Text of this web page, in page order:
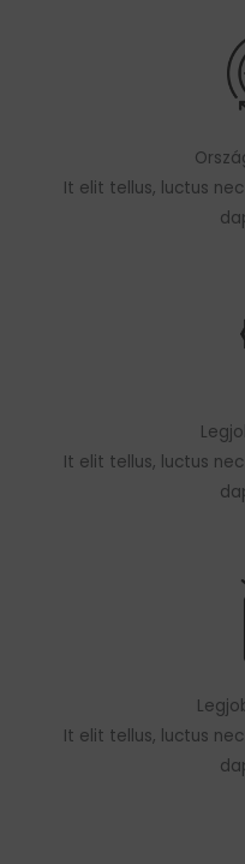
It elit tellus, luctus
It elit tellus, luctus
It elit tellus, luctus